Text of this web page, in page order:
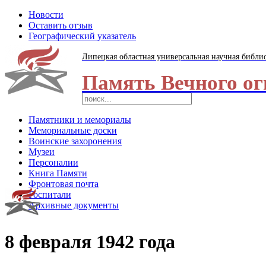
Новости
Оставить отзыв
Географический указатель
Липецкая областная универсальная научная
Память Вечного
Памятники и мемориалы
Мемориальные доски
Воинские захоронения
Музеи
Персоналии
Книга Памяти
Фронтовая почта
Госпитали
Архивные документы
8 февраля 1942 года